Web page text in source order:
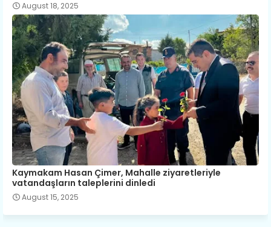
August 18, 2025
Kaymakam Hasan Çimer, Mahalle ​ziyaretleriyle ​
vatandaşların ​taleplerini ​dinledi
August 15, 2025